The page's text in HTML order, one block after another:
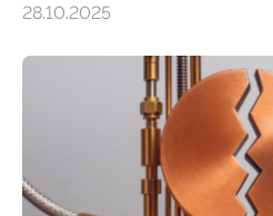
fundamentalen Physik
Messungen verwenden. Das
vermutet, weltweit war nach
Atomkern-Zuständen
einem Team der TU Wien mit
internationaler Partner der
Der lange diskutierte
28.10.2025